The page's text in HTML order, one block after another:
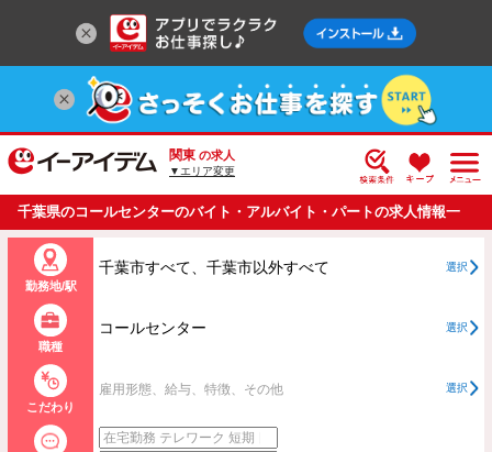
関東 の求人
▼エリア変更
千葉県のコールセンターのバイト・アルバイト・パートの求人情報一
覧
勤務地/駅
千葉市すべて、千葉市以外すべて 選択
職種
コールセンター 選択
こだわり
雇用形態、給与、特徴、その他 選択